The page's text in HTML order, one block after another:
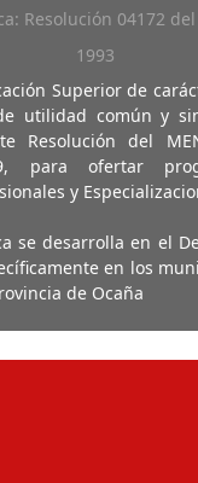
Resolución 04172
1993
Superior de
utilidad común y
Resolución del
para ofertar
y
se desarrolla en el
en los
de Ocaña